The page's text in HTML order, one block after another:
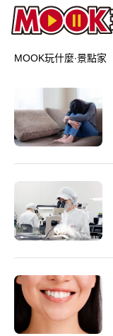
MOOK玩什麼‧景點家